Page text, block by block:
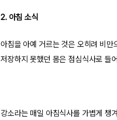
2. 아침 소식
아침을 아예 거르는 것은 오히려 비
저장하지 못했던 몸은 점심식사로 들
강소라는 매일 아침식사를 가볍게 챙